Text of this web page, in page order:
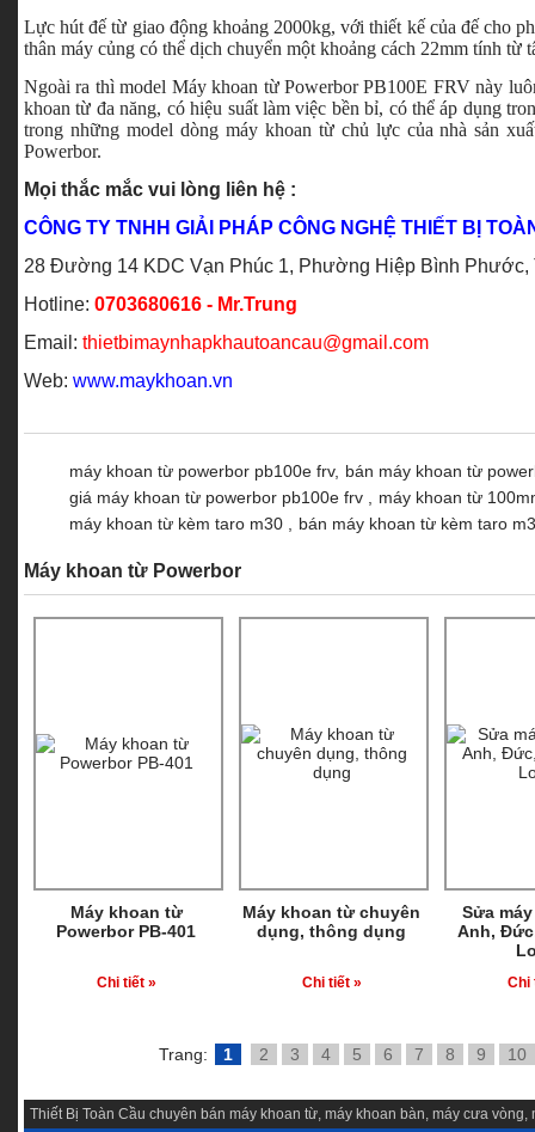
Lực hút đế từ giao động khoảng 2000kg, với thiết kế của đế cho
thân máy củng có thể dịch chuyển một khoảng cách 22mm tính từ
Ngoài ra thì model Máy khoan từ Powerbor PB100E FRV này
khoan từ đa năng, có hiệu suất làm việc bền bỉ, có thể áp dụng
trong những model dòng máy khoan từ chủ lực của nhà sản
Powerbor.
Mọi thắc mắc vui lòng liên hệ :
CÔNG TY TNHH GIẢI PHÁP CÔNG NGHỆ THIẾT BỊ
28 Đường 14 KDC Vạn Phúc 1, Phường Hiệp Bình Phước,
Hotline: 0703680616 - Mr.Trung
Email: thietbimaynhapkhautoancau@gmail.com
Web: www.maykhoan.vn
máy khoan từ powerbor pb100e frv, bán máy khoan từ
giá máy khoan từ powerbor pb100e frv ,
máy khoan từ
máy khoan từ kèm taro m30 ,
bán máy khoan từ kèm taro
Máy khoan từ Powerbor
Máy khoan từ
Powerbor PB-401
Chi tiết »
Máy khoan từ chuyên
dụng, thông dụng
Chi tiết »
Sửa
Anh,
Chi
Trang: 1 2 3 4 5 6 7 8 9 10
Thiết Bị Toàn Cầu chuyên bán máy khoan từ, máy khoan bàn, máy cưa vòng,